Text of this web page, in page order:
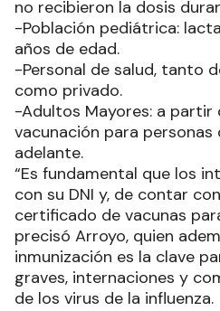
no recibieron la dosis
-Población pediátrica:
años de edad.
-Personal de salud, tanto
como privado.
-Adultos Mayores: a partir
vacunación para personas
adelante.
“Es fundamental que los
con su DNI y, de contar
certificado de vacunas
precisó Arroyo, quien
inmunización es la clave
graves, internaciones y
de los virus de la influenza.